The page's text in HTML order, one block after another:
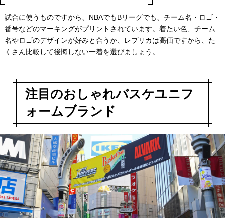
試合に使うものですから、NBAでもBリーグでも、チーム名・ロゴ・
番号などのマーキングがプリントされています。着たい色、チーム
名やロゴのデザインが好みと合うか、レプリカは高価ですから、た
くさん比較して後悔しない一着を選びましょう。
注目のおしゃれバスケユニフ
ォームブランド